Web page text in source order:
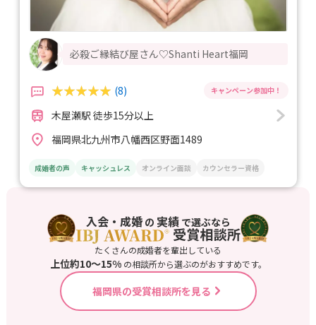
必殺ご縁結び屋さん♡Shanti Heart福岡
(8)
木屋瀬駅 徒歩15分以上
福岡県北九州市八幡西区野面1489
成婚者の声 キャッシュレス オンライン面談 カウンセラー資格
入会・成婚の 実績で選ぶなら
たくさんの成婚者を輩出している
上位約10〜15%の相談所から選ぶのがおすすめです。
福岡県の受賞相談所を見る